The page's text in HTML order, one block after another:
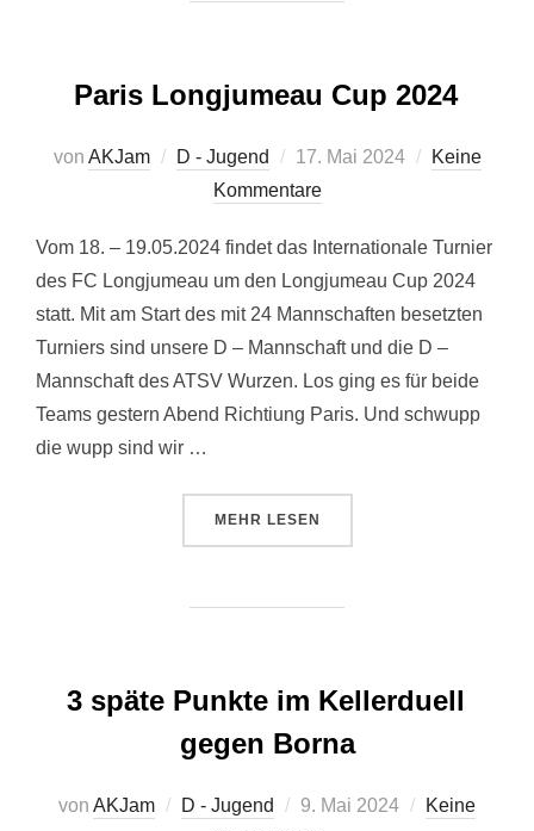
Paris Longjumeau Cup 2024
von AKJam D - Jugend
Veröffentlicht
am
17. Mai 2024
Keine
Kommentare
Vom 18. – 19.05.2024 findet das Internationale Turnier
des FC Longjumeau um den Longjumeau Cup 2024
statt. Mit am Start des mit 24 Mannschaften besetzten
Turniers sind unsere D – Mannschaft und die D –
Mannschaft des ATSV Wurzen. Los ging es für beide
Teams gestern Abend Richtiung Paris. Und schwupp
die wupp sind wir …
MEHR ÜBER „PARIS LONGJUMEAU
LESEN
3 späte Punkte im Kellerduell
gegen Borna
von AKJam D - Jugend
Veröffentlicht
9. Mai 2024
Keine